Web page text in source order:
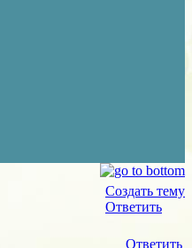
Создать тему
Ответить
Ответить